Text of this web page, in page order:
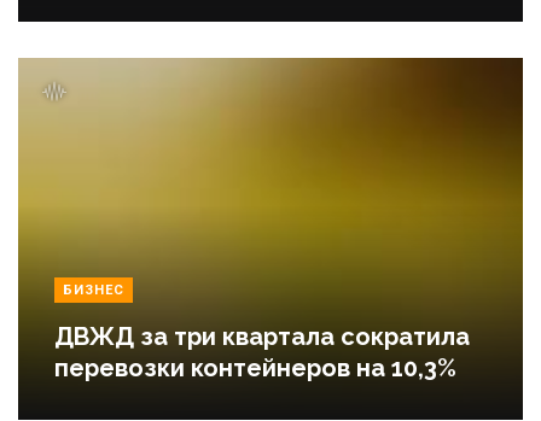
БИЗНЕС
ДВЖД за три квартала сократила
перевозки контейнеров на 10,3%